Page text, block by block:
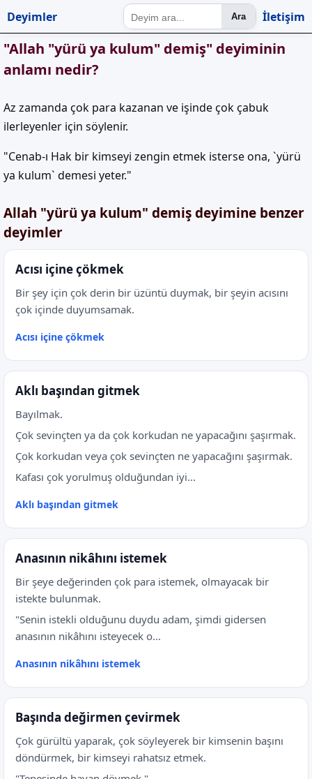
Deyimler Ara İletişim
"Allah "yürü ya kulum" demiş" deyiminin
anlamı nedir?
Az zamanda çok para kazanan ve işinde çok çabuk
ilerleyenler için söylenir.
"Cenab-ı Hak bir kimseyi zengin etmek isterse ona, `yürü
ya kulum` demesi yeter."
Allah "yürü ya kulum" demiş deyimine benzer
deyimler
Acısı içine çökmek
Bir şey için çok derin bir üzüntü duymak, bir şeyin acısını
çok içinde duyumsamak.
Acısı içine çökmek
Aklı başından gitmek
Bayılmak.
Çok sevinçten ya da çok korkudan ne yapacağını şaşırmak.
Çok korkudan veya çok sevinçten ne yapacağını şaşırmak.
Kafası çok yorulmuş olduğundan iyi...
Aklı başından gitmek
Anasının nikâhını istemek
Bir şeye değerinden çok para istemek, olmayacak bir
istekte bulunmak.
"Senin istekli olduğunu duydu adam, şimdi gidersen
anasının nikâhını isteyecek o...
Anasının nikâhını istemek
Başında değirmen çevirmek
Çok gürültü yaparak, çok söyleyerek bir kimsenin başını
döndürmek, bir kimseyi rahatsız etmek.